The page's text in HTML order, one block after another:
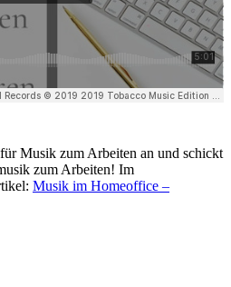
Musik zum Arbeiten an und schickt
zum Arbeiten! Im
Musik im Homeoffice –